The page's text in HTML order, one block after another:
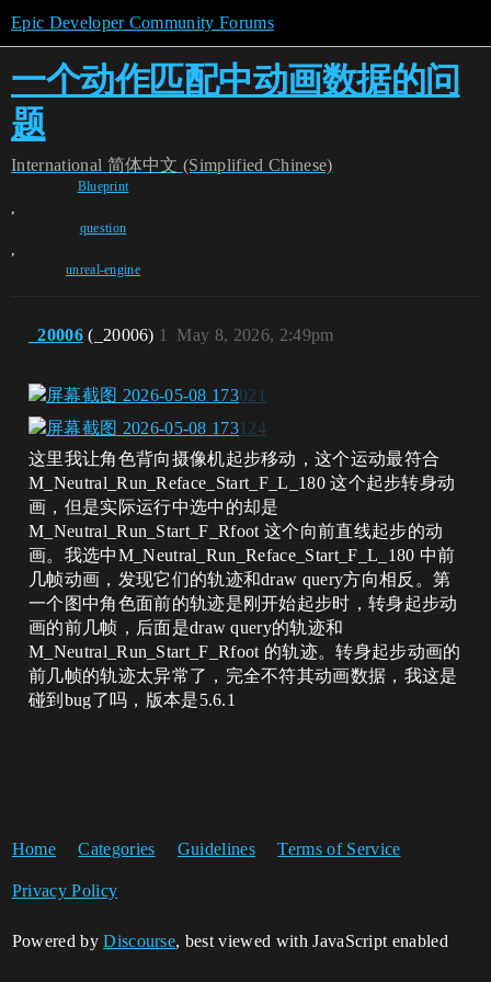
Epic Developer Community Forums
一个动作匹配中动画数据的问
题
International 简体中文 (Simplified Chinese)
Blueprint
,
question
,
unreal-engine
_20006 (_20006) May 8, 2026, 2:49pm
1
这里我让角色背向摄像机起步移动，这个运动最符合
M_Neutral_Run_Reface_Start_F_L_180 这个起步转身动
画，但是实际运行中选中的却是
M_Neutral_Run_Start_F_Rfoot 这个向前直线起步的动
画。我选中M_Neutral_Run_Reface_Start_F_L_180 中前
几帧动画，发现它们的轨迹和draw query方向相反。第
一个图中角色面前的轨迹是刚开始起步时，转身起步动
画的前几帧，后面是draw query的轨迹和
M_Neutral_Run_Start_F_Rfoot 的轨迹。转身起步动画的
前几帧的轨迹太异常了，完全不符其动画数据，我这是
碰到bug了吗，版本是5.6.1
Home Categories Guidelines Terms of Service
Privacy Policy
Powered byDiscourse, best viewed with JavaScript enabled